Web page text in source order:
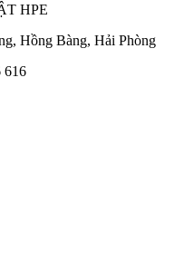
HPE
Hồng Bàng, Hải Phòng
616